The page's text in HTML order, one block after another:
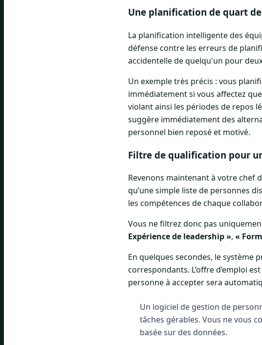
Une planification de quart
La planification intelligente des
défense contre les erreurs de
accidentelle de quelqu'un pour
Un exemple très précis : vous
immédiatement si vous affectez
violant ainsi les périodes de repos
suggère immédiatement des
personnel bien reposé et motivé.
Filtre de qualification pour
Revenons maintenant à votre chef
qu’une simple liste de personnes
les compétences de chaque
Vous ne filtrez donc pas
Expérience de leadership », «
En quelques secondes, le
correspondants. L’offre d’emploi
personne à accepter sera
Un logiciel de gestion de
tâches gérables. Vous ne vous
basée sur des données.